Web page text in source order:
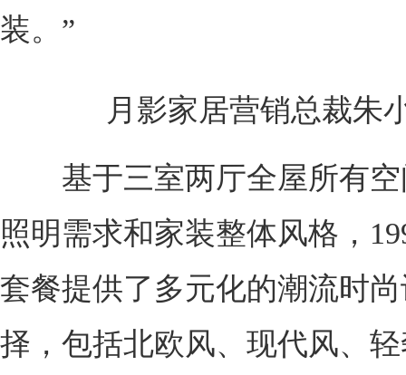
装。”
月影家居营销总裁朱
基于三室两厅全屋所有空
照明需求和家装整体风格，
套餐提供了多元化的潮流时
择，包括北欧风、现代风、